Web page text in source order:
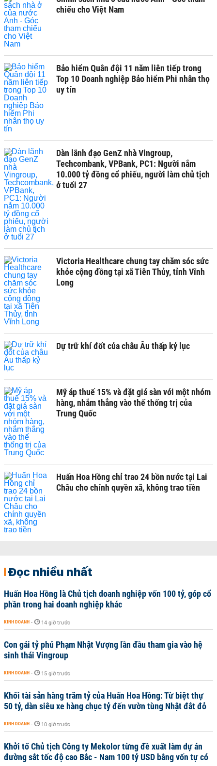
chiếu cho Việt Nam
Bảo hiểm Quân đội 11 năm liên tiếp trong
Top 10 Doanh nghiệp Bảo hiểm Phi nhân thọ
uy tín
Dàn lãnh đạo GenZ nhà Vingroup,
Techcombank, VPBank, PC1: Người nắm
10.000 tỷ đồng cổ phiếu, người làm chủ tịch
ở tuổi 27
Victoria Healthcare chung tay chăm sóc sức
khỏe cộng đồng tại xã Tiên Thủy, tỉnh Vĩnh
Long
Dự trữ khí đốt của châu Âu thấp kỷ lục
Mỹ áp thuế 15% và đặt giá sàn với một nhóm
hàng, nhắm thẳng vào thế thống trị của
Trung Quốc
Huấn Hoa Hồng chỉ trao 24 bồn nước tại Lai
Châu cho chính quyền xã, không trao tiền
Đọc nhiều nhất
Huấn Hoa Hồng là Chủ tịch doanh nghiệp vốn 100 tỷ, góp cổ
phần trong hai doanh nghiệp khác
KINH DOANH - 14 giờ trước
Con gái tỷ phú Phạm Nhật Vượng lần đầu tham gia vào hệ
sinh thái Vingroup
KINH DOANH - 15 giờ trước
Khối tài sản hàng trăm tỷ của Huấn Hoa Hồng: Từ biệt thự
50 tỷ, dàn siêu xe hàng chục tỷ đến vườn tùng Nhật đắt đỏ
KINH DOANH - 10 giờ trước
Khởi tố Chủ tịch Công ty Mekolor từng đề xuất làm dự án
đường sắt tốc độ cao Bắc - Nam 100 tỷ USD bằng vốn tự có